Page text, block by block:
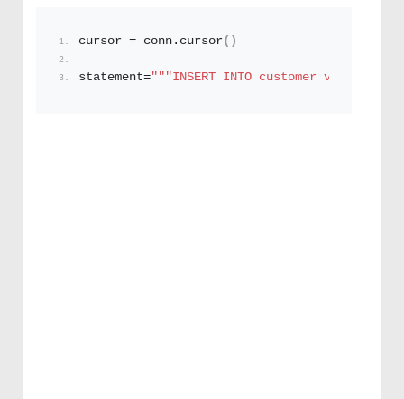
cursor = conn. cursor()
statement="""INSERT INTO customer